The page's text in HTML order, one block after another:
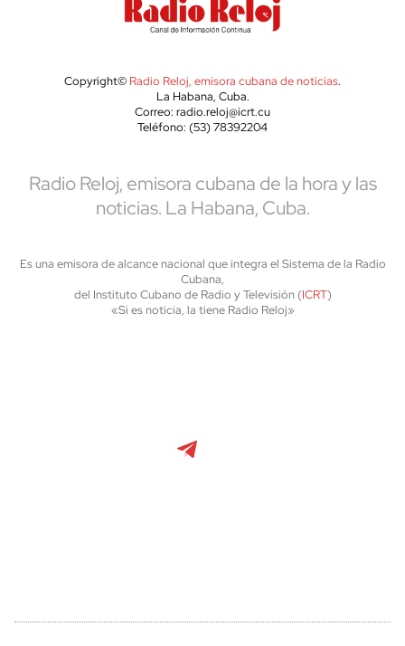
Copyright© Radio Reloj, emisora cubana de noticias.
La Habana, Cuba.
Correo: radio.reloj@icrt.cu
Teléfono: (53) 78392204
Radio Reloj, emisora cubana de la hora y las
noticias. La Habana, Cuba.
Es una emisora de alcance nacional que integra el Sistema de la Radio
Cubana,
del Instituto Cubano de Radio y Televisión (ICRT)
«Si es noticia, la tiene Radio Reloj»